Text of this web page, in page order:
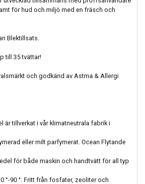
för hud och miljö med en fräsch och
Blektillsats.
till 35 tvättar!
och godkänd av Astma & Allergi
är tillverkat i vår klimatneutrala fabrik i
eller milt parfymerat. Ocean Flytande
för både maskin och handtvätt för all typ
°-90 °. Fritt från fosfater, zeoliter och